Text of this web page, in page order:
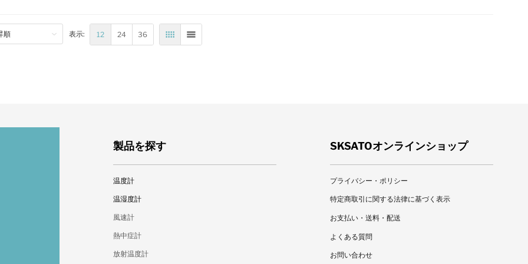
表示: 12 24 36 表 リスト
製品を探す
温度計
標準棒状温度計
バイメタル式温度計
隔測式温度計
温湿度計
乾湿計
風速計
熱中症計
放射温度計
SKSATOオンラインショップ
プライバシー・ポリシー
特定商取引に関する法律に基づく表示
お支払い・送料・配送
よくある質問
お問い合わせ